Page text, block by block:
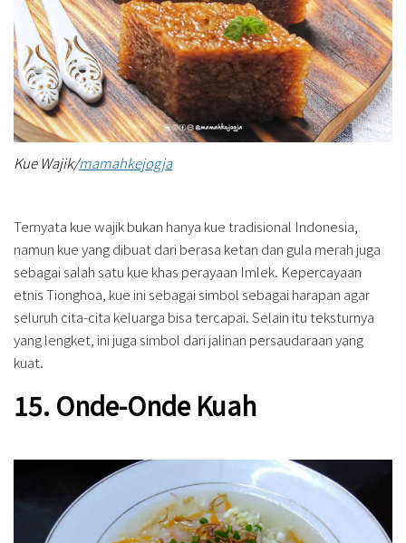
Kue Wajik/mamahkejogja
Ternyata kue wajik bukan hanya kue tradisional Indonesia,
namun kue yang dibuat dari berasa ketan dan gula merah juga
sebagai salah satu kue khas perayaan Imlek. Kepercayaan
etnis Tionghoa, kue ini sebagai simbol sebagai harapan agar
seluruh cita-cita keluarga bisa tercapai. Selain itu teksturnya
yang lengket, ini juga simbol dari jalinan persaudaraan yang
kuat.
15. Onde-Onde Kuah